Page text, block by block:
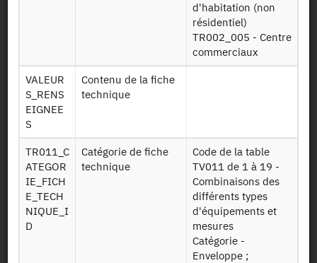
Download
DPE baies Table baies
DPE
consommations
DPE
ameliorations
Table
DPE descriptifs
d'habitation (non
résidentiel)
TR002_005 - Centre
commerciaux
VALEUR
S_RENS
EIGNEE
S
Contenu de la fiche
technique
TR011_C
ATEGOR
IE_FICH
E_TECH
NIQUE_I
D
Catégorie de fiche
technique
Code de la table
TV011 de 1 à 19 -
Combinaisons des
différents types
d'équipements et
mesures
Catégorie -
Enveloppe ;